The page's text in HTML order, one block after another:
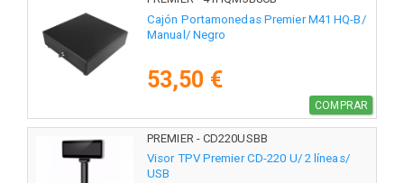
Cajón Portamonedas Premier M41 HQ-B/
Manual/ Negro
53,50 €
COMPRAR
PREMIER - CD220USBB
Visor TPV Premier CD-220 U/ 2 líneas/
USB